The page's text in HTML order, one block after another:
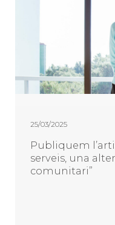
25/03/2025
Publiquem
serveis, una
comunitari”